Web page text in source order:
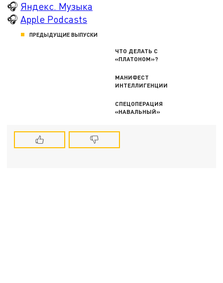
🎧 Яндекс. Музыка
🎧Apple Podcasts
ПРЕДЫДУЩИЕ ВЫПУСКИ
ЧТО ДЕЛАТЬ С
«ПЛАТОНОМ»?
МАНИФЕСТ
ИНТЕЛЛИГЕНЦИИ
СПЕЦОПЕРАЦИЯ
«НАВАЛЬНЫЙ»